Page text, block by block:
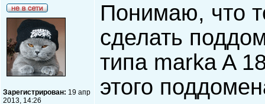
Зарегистрирован: 19 апр
2013, 14:26
Понимаю, что
сделать
типа marka A
этого